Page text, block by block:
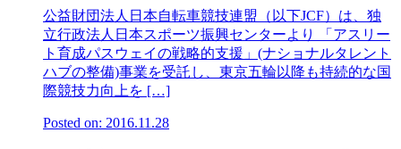
公益財団法人日本自転車競技連盟（以下JCF）は、独
立行政法人日本スポーツ振興センターより 「アスリー
ト育成パスウェイの戦略的支援」(ナショナルタレント
ハブの整備)事業を受託し、東京五輪以降も持続的な国
際競技力向上を […]
Posted on: 2016.11.28